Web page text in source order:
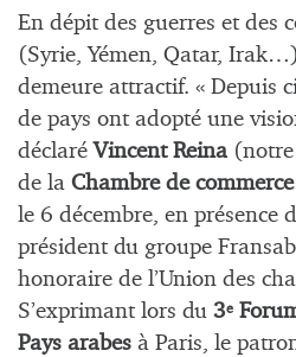
En dépit des guerres et des
(Syrie, Yémen, Qatar,
demeure attractif. « Depuis
de pays ont adopté une
déclaré Vincent Reina
de la Chambre de
le 6 décembre, en présence
président du groupe
honoraire de l’Union des
S’exprimant lors du 3e
Pays arabes à Paris, le